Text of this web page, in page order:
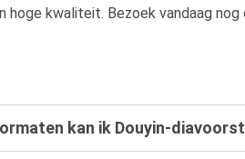
hoge kwaliteit. Bezoek vandaag
kan ik Douyin-